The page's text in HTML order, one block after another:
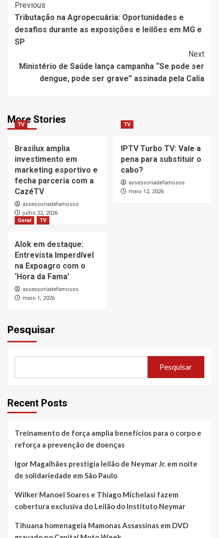
Post
Navigation
Previous
Tributação na Agropecuária: Oportunidades e
desafios durante as exposições e leilões em MG e
SP
Next
Ministério de Saúde lança campanha “Se pode ser
dengue, pode ser grave” assinada pela Calia
More Stories
TV
Brasilux amplia
investimento em
marketing esportivo e
fecha parceria com a
CazéTV
assessoriadefamosos
julho 22, 2026
TV
IPTV Turbo TV: Vale a
pena para substituir o
cabo?
assessoriadefamosos
maio 12, 2026
Geral TV
Alok em destaque:
Entrevista Imperdível
na Expoagro com o
‘Hora da Fama’
assessoriadefamosos
maio 1, 2026
Pesquisar
Pesquisar
Recent Posts
Treinamento de força amplia benefícios para o corpo e
reforça a prevenção de doenças
Igor Magalhães prestigia leilão de Neymar Jr. em noite
de solidariedade em São Paulo
Wilker Manoel Soares e Thiago Michelasi fazem
cobertura exclusiva do Leilão do Instituto Neymar
Tihuana homenageia Mamonas Assassinas em DVD